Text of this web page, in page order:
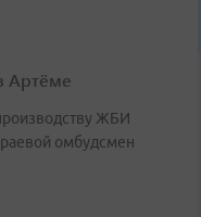
Артёме
ЖБИ
омбудсмен